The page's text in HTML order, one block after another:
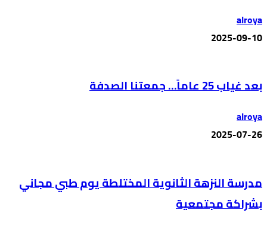
alroya
2025-09-10
بعد غياب 25 عاماً… جمعتنا الصدفة
alroya
2025-07-26
مدرسة النزهة الثانوية المختلطة يوم طبي مجاني
بشراكة مجتمعية